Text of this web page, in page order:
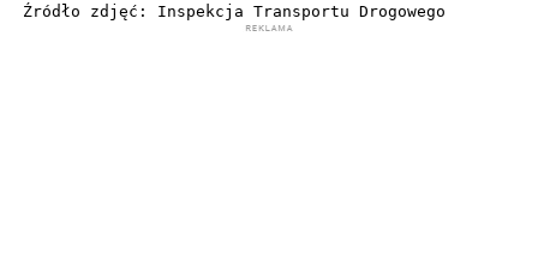
Źródło zdjęć: Inspekcja Transportu Drogowego